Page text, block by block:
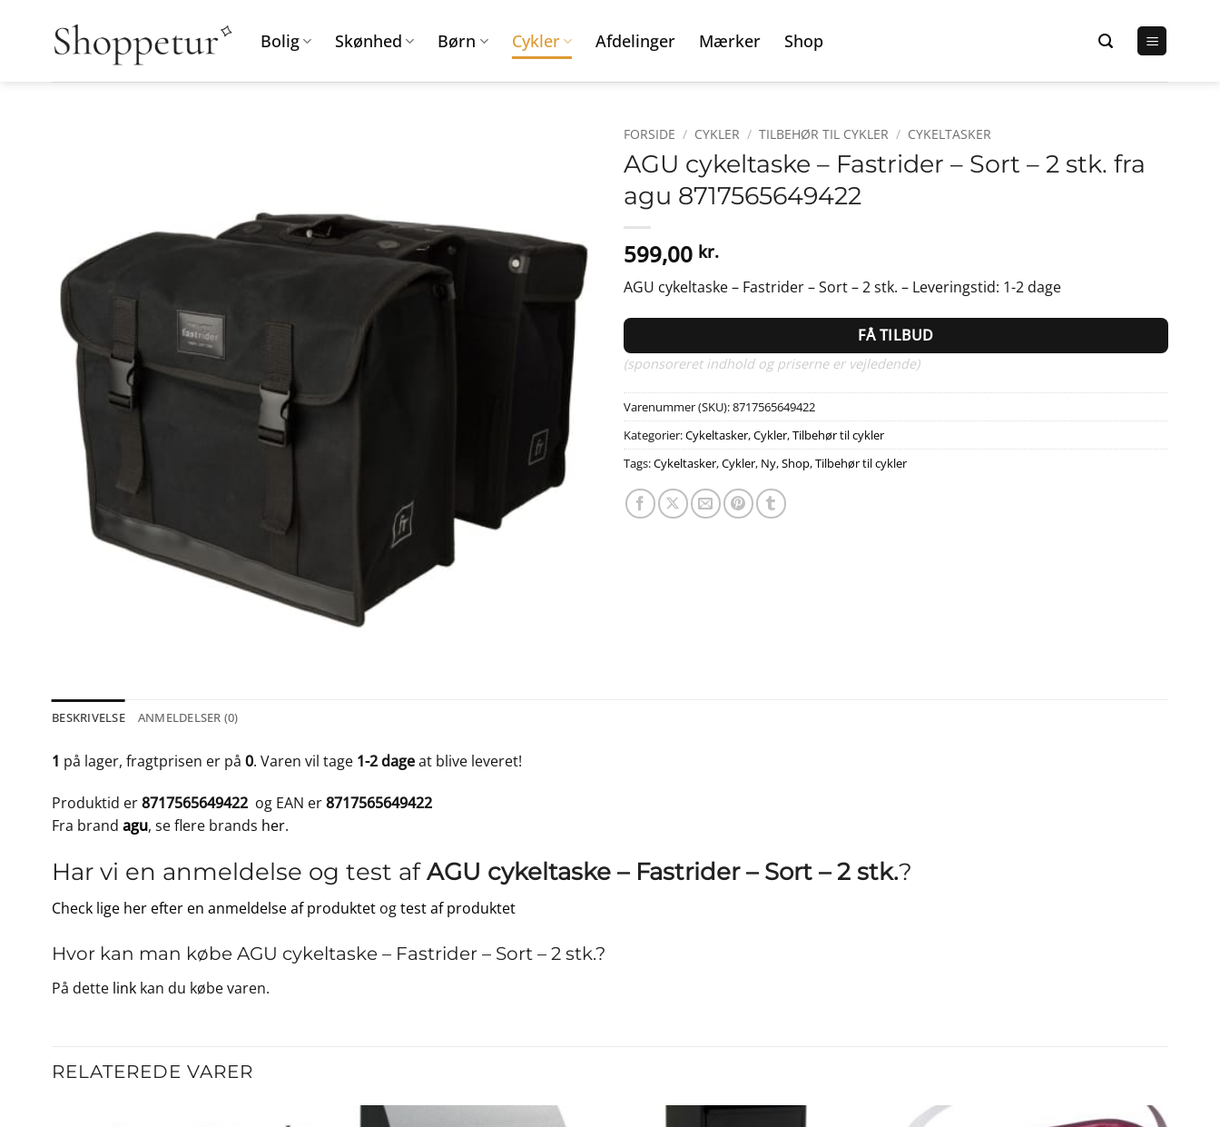
Bolig Skønhed Børn Cykler Afdelinger Mærker Shop
FORSIDE / CYKLER / TILBEHØR TIL CYKLER / CYKELTASKER
AGU cykeltaske – Fastrider – Sort – 2 stk. fra
agu 8717565649422
599,00 kr.
AGU cykeltaske – Fastrider – Sort – 2 stk. – Leveringstid: 1-2 dage
FÅ TILBUD
(sponsoreret indhold og priserne er vejledende)
Varenummer (SKU):8717565649422
Kategorier:Cykeltasker,Cykler,Tilbehør til cykler
Tags:Cykeltasker,Cykler, Ny,Shop,Tilbehør til cykler
BESKRIVELSE ANMELDELSER (0)
1 på lager, fragtprisen er på 0. Varen vil tage 1-2 dageat blive leveret!
Produktid er8717565649422 og EAN er8717565649422
Fra brand agu, se flere brands her.
Har vi en anmeldelse og test afAGU cykeltaske – Fastrider – Sort – 2 stk.?
Check lige her efter en anmeldelse af produktet ogtest af produktet
Hvor kan man købe AGU cykeltaske – Fastrider – Sort – 2 stk.?
På dette link kan du købe varen.
RELATEREDE VARER